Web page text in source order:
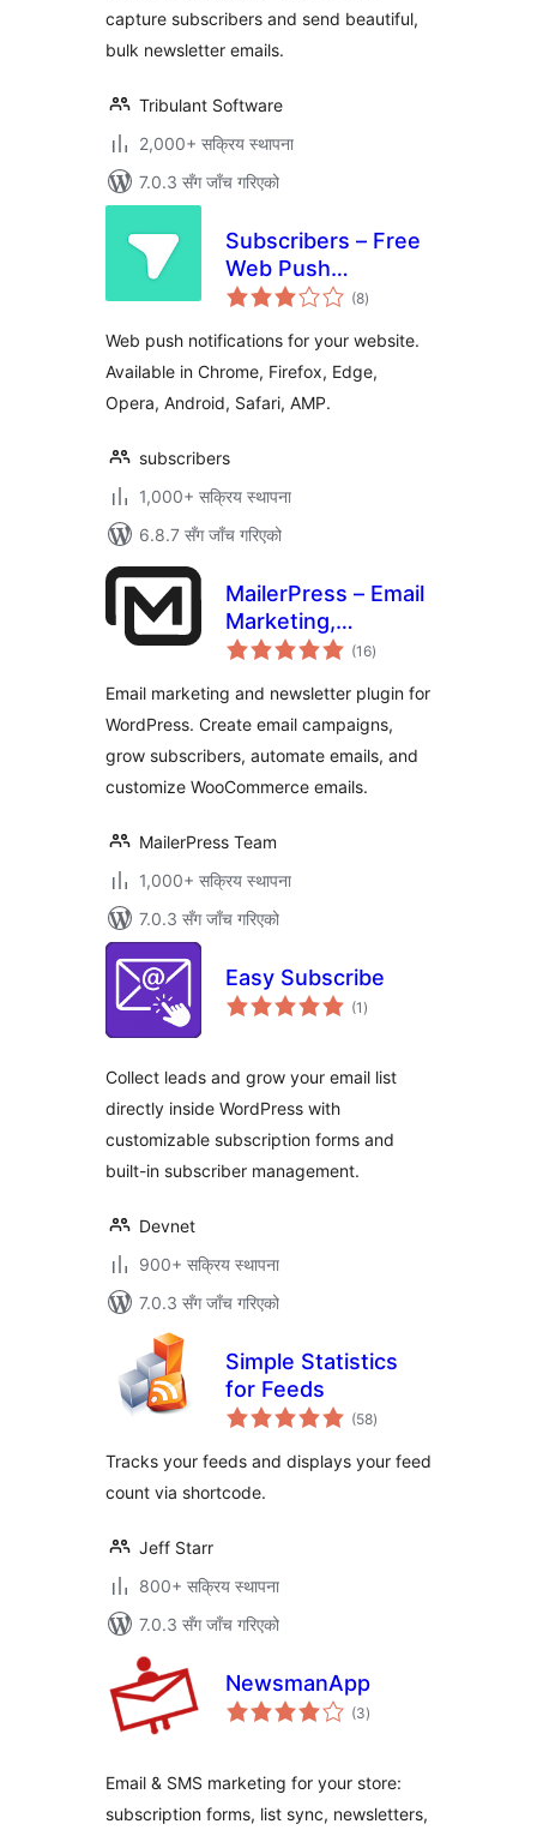
capture subscribers and send beautiful,
bulk newsletter emails.
Tribulant Software
2,000+ सक्रिय स्थापना
7.0.3 सँग जाँच गरिएको
Subscribers – Free
Web Push
Notifications(8कुल
रेटिङ्गहरू
)
Web push notifications for your website.
Available in Chrome, Firefox, Edge,
Opera, Android, Safari, AMP.
subscribers
1,000+ सक्रिय स्थापना
6.8.7 सँग जाँच गरिएको
MailerPress – Email
Marketing,
Newsletter, Email
WooCommerce
Emails
(16कुल
रेटिङ्गहरू
)
Email marketing and newsletter plugin for
WordPress. Create email campaigns,
grow subscribers, automate emails, and
customize WooCommerce emails.
MailerPress Team
1,000+ सक्रिय स्थापना
7.0.3 सँग जाँच गरिएको
Easy Subscribe
(1 कुल
रेटिङ्गहरू
)
Collect leads and grow your email list
directly inside WordPress with
customizable subscription forms and
built-in subscriber management.
Devnet
900+ सक्रिय स्थापना
7.0.3 सँग जाँच गरिएको
Simple Statistics
for Feeds
(58कुल
रेटिङ्गहरू
)
Tracks your feeds and displays your feed
count via shortcode.
Jeff Starr
800+ सक्रिय स्थापना
7.0.3 सँग जाँच गरिएको
NewsmanApp
(3कुल
रेटिङ्गहरू
)
Email & SMS marketing for your store:
subscription forms, list sync, newsletters,